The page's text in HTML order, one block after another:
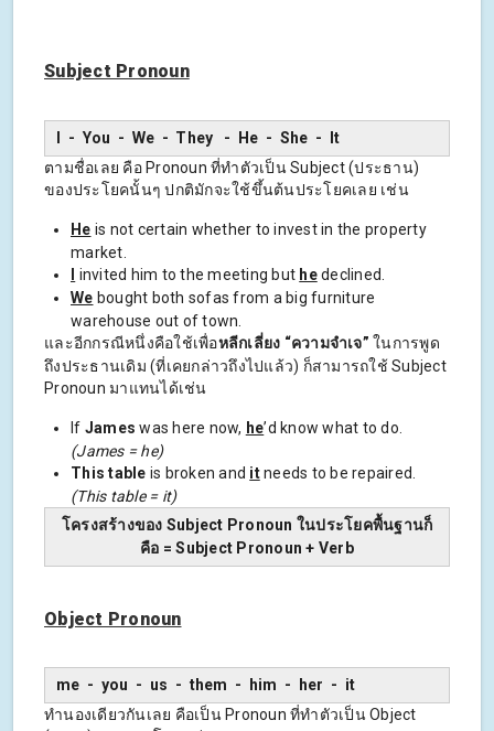
Subject Pronoun
I - You - We - They - He - She - It
ตามชื่อเลย คือ Pronoun ที่ทำตัวเป็น Subject (ประธาน)
ของประโยคนั้นๆ ปกติมักจะใช้ขึ้นต้นประโยคเลย เช่น
He is not certain whether to invest in the property
market.
invited him to the meeting but hedeclined.
We bought both sofas from a big furniture
warehouse out of town.
และอีกกรณีหนึ่งคือใช้เพื่อหลีกเลี่ยง “ความจำเจ” ในการพูด
ถึงประธานเดิม (ที่เคยกล่าวถึงไปแล้ว) ก็สามารถใช้ Subject
Pronoun มาแทนได้เช่น
If James was here now, he’d know what to do.
(James = he)
This table is broken and itneeds to be repaired.
(This table = it)
โครงสร้างของ Subject Pronoun ในประโยคพื้นฐานก็
คือ = Subject Pronoun + Verb
Object Pronoun
me - you - us - them - him - her - it
ทำนองเดียวกันเลย คือเป็น Pronoun ที่ทำตัวเป็น Object